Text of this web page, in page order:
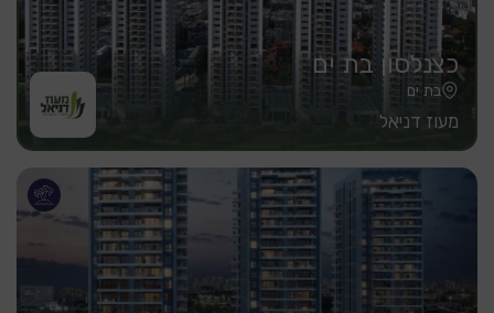
כצנלסון בת ים
בת ים
מעוז דניאל